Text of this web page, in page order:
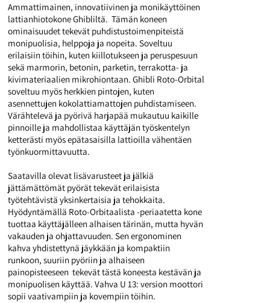
Ammattimainen, innovatiivinen ja monikäyttöinen
lattianhiotokone Ghibliltä. Tämän koneen
ominaisuudet tekevät puhdistustoimenpiteistä
monipuolisia, helppoja ja nopeita. Soveltuu
erilaisiin töihin, kuten kiillotukseen ja peruspesuun
sekä marmorin, betonin, parketin, terrakotta- ja
kivimateriaalien mikrohiontaan. Ghibli Roto-Orbital
soveltuu myös herkkien pintojen, kuten
asennettujen kokolattiamattojen puhdistamiseen.
Värähtelevä ja pyörivä harjapää mukautuu kaikille
pinnoille ja mahdollistaa käyttäjän työskentelyn
ketterästi myös epätasaisilla lattioilla vähentäen
työnkuormittavuutta.
Saatavilla olevat lisävarusteet ja jälkiä
jättämättömät pyörät tekevät erilaisista
työtehtävistä yksinkertaisia ja tehokkaita.
Hyödyntämällä Roto-Orbitaalista -periaatetta kone
tuottaa käyttäjälleen alhaisen tärinän, mutta hyvän
vakauden ja ohjattavuuden. Sen ergonominen
kahva yhdistettynä jäykkään ja kompaktiin
runkoon, suuriin pyöriin ja alhaiseen
painopisteeseen tekevät tästä koneesta kestävän ja
monipuolisen käyttää. Vahva U 13: version moottori
sopii vaativampiin ja kovempiin töihin.